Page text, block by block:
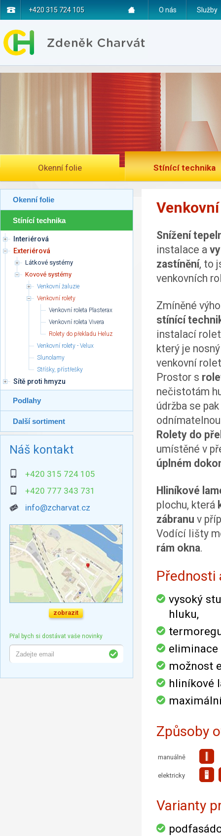
O nás Služby
+420 315 724 105
Okenní folie Stínící technika
Okenní folie
Stínící technika
Interiérová
Exteriérová
Látkové systémy
Kovové systémy
Venkovní žaluzie
Venkovní rolety
Venkovní roleta Plasterax
Venkovní roleta Vivera
Rolety do překladu Heluz
Venkovní rolety - Velux
Slunolamy
Stříšky, přístřešky
Sítě proti hmyzu
Podlahy
Další sortiment
Náš kontakt
+420 315 724 105
+420 777 343 731
info@zcharvat.cz
zobrazit
Přal bych si dostávat vaše novinky
Snížení
instalace a
zastínění, to
venkovních
Zmíněné
stínící
instalací
který je
venkovní
Prostor s
nečistotám
údržba se
Rolety do
umístěné v
úplném
Hliníkové
plochu, která
zábranu v
Vodící lišty
rám okna.
Přednosti
vysoký
hluku,
možnost
hliníkové
Způsoby
manuálně
elektricky
Varianty